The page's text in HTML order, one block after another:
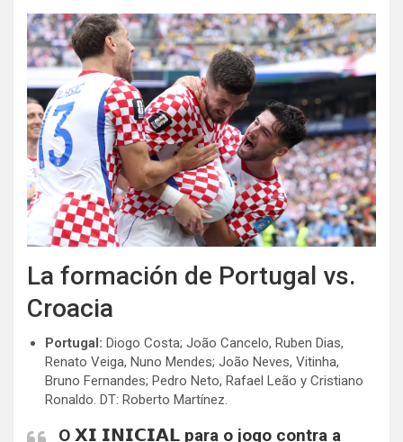
La formación de Portugal vs.
Croacia
Portugal: Diogo Costa; João Cancelo, Ruben Dias,
Renato Veiga, Nuno Mendes; João Neves, Vitinha,
Bruno Fernandes; Pedro Neto, Rafael Leão y Cristiano
Ronaldo. DT: Roberto Martínez.
O 𝗫𝗜 𝗜𝗡𝗜𝗖𝗜𝗔𝗟 para o jogo contra a